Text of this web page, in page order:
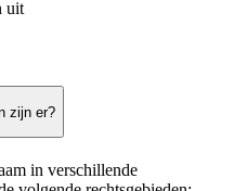
uit
zijn er?
in verschillende